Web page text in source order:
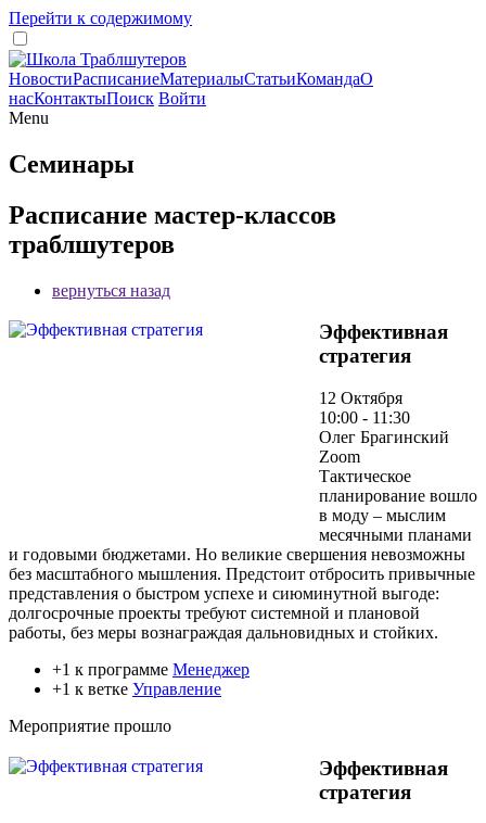
Перейти к содержимому
НовостиРасписаниеМатериалыСтатьиКомандаО
насКонтактыПоиск Войти
Menu
Семинары
Расписание мастер-классов
траблшутеров
вернуться назад
Эффективная
стратегия
12 Октября
10:00 - 11:30
Олег Брагинский
Zoom
Тактическое
планирование вошло
в моду – мыслим
месячными планами
и годовыми бюджетами. Но великие свершения невозможны
без масштабного мышления. Предстоит отбросить привычные
представления о быстром успехе и сиюминутной выгоде:
долгосрочные проекты требуют системной и плановой
работы, без меры вознаграждая дальновидных и стойких.
+1 к программе Менеджер
+1 к ветке Управление
Мероприятие прошло
Эффективная
стратегия